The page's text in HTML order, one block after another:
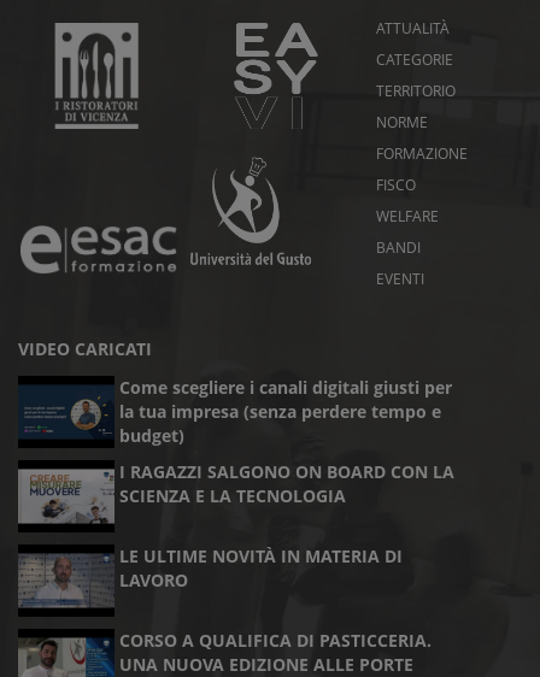
ATTUALITÀ
CATEGORIE
TERRITORIO
NORME
FORMAZIONE
FISCO
WELFARE
BANDI
EVENTI
VIDEO CARICATI
Come scegliere i canali digitali giusti per
la tua impresa (senza perdere tempo e
budget)
I RAGAZZI SALGONO ON BOARD CON LA
SCIENZA E LA TECNOLOGIA
LE ULTIME NOVITÀ IN MATERIA DI
LAVORO
CORSO A QUALIFICA DI PASTICCERIA.
UNA NUOVA EDIZIONE ALLE PORTE